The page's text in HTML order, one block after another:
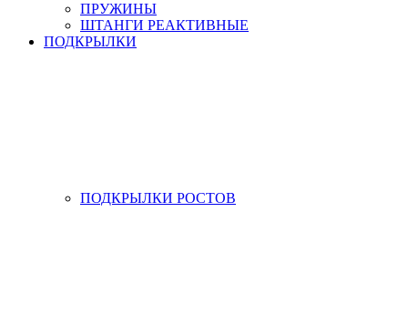
ПРУЖИНЫ
ШТАНГИ РЕАКТИВНЫЕ
ПОДКРЫЛКИ
ПОДКРЫЛКИ РОСТОВ